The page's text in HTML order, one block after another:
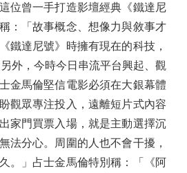
位曾一手打造影壇經典《鐵達尼
：「故事概念、想像力與敘事才
鐵達尼號》時擁有現在的科技，
外，今時今日串流平台興起、觀
金馬倫堅信電影必須在大銀幕體
觀眾專注投入，遠離短片式內容
家門買票入場，就是主動選擇沉
法分心。周圍的人也不會干擾，
。」占士金馬倫特別稱：「《阿